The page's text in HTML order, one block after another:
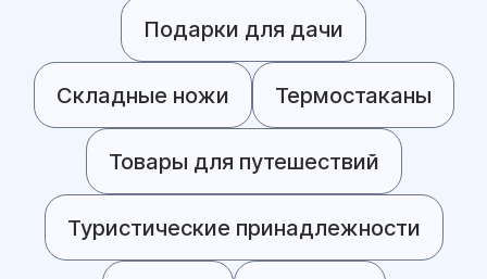
Подарки для дачи
Складные ножи Термостаканы
Товары для путешествий
Туристические принадлежности